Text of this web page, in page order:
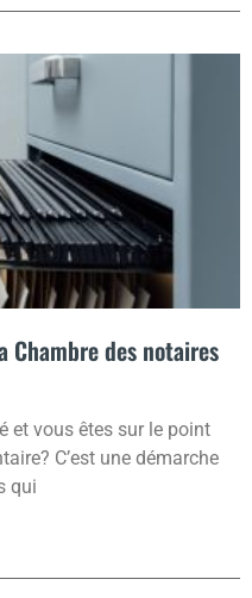
Chambre des notaires
et vous êtes sur le point
C’est une démarche
qui